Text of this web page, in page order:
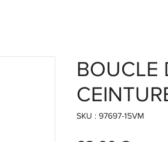
BOUCLE
SKU : 97697-15VM